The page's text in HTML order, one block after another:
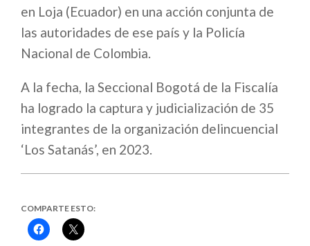
en Loja (Ecuador) en una acción conjunta de
las autoridades de ese país y la Policía
Nacional de Colombia.
A la fecha, la Seccional Bogotá de la Fiscalía
ha logrado la captura y judicialización de 35
integrantes de la organización delincuencial
‘Los Satanás’, en 2023.
COMPARTE ESTO:
Haz
clic
Haz
clic